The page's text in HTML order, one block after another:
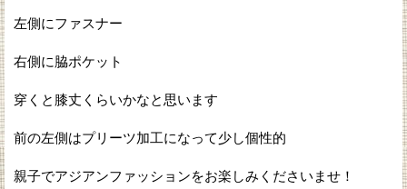
左側にファスナー
右側に脇ポケット
穿くと膝丈くらいかなと思います
前の左側はプリーツ加工になって少し個性的
親子でアジアンファッションをお楽しみくださいませ！